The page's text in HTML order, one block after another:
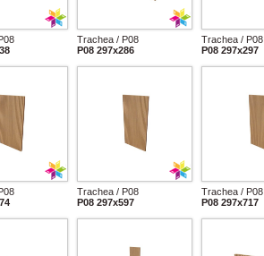
Trachea / P08
P08 297x286
Trachea / P08
P08 297x297
Trachea / P08
P08 297x597
Trachea / P08
P08 297x717